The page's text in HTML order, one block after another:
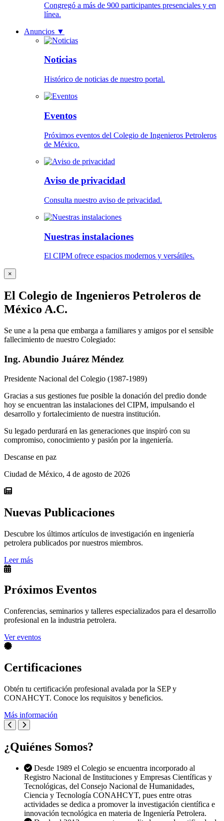
Congregó a más de 900 participantes presenciales y en
línea.
Anuncios ▼
Noticias
Histórico de noticias de nuestro portal.
Eventos
Próximos eventos del Colegio de Ingenieros Petroleros
de México.
Aviso de privacidad
Consulta nuestro aviso de privacidad.
Nuestras instalaciones
El CIPM ofrece espacios modernos y versátiles.
×
El Colegio de Ingenieros Petroleros de
México A.C.
Se une a la pena que embarga a familiares y amigos por el sensible
fallecimiento de nuestro Colegiado:
Ing. Abundio Juárez Méndez
Presidente Nacional del Colegio (1987-1989)
Gracias a sus gestiones fue posible la donación del predio donde
hoy se encuentran las instalaciones del CIPM, impulsando el
desarrollo y fortalecimiento de nuestra institución.
Su legado perdurará en las generaciones que inspiró con su
compromiso, conocimiento y pasión por la ingeniería.
Descanse en paz
Ciudad de México, 4 de agosto de 2026
Nuevas Publicaciones
Descubre los últimos artículos de investigación en ingeniería
petrolera publicados por nuestros miembros.
Leer más
Próximos Eventos
Conferencias, seminarios y talleres especializados para el desarrollo
profesional en la industria petrolera.
Ver eventos
Certificaciones
Obtén tu certificación profesional avalada por la SEP y
CONAHCYT. Conoce los requisitos y beneficios.
Más información
¿Quiénes Somos?
Desde 1989 el Colegio se encuentra incorporado al
Registro Nacional de Instituciones y Empresas Científicas y
Tecnológicas, del Consejo Nacional de Humanidades,
Ciencia y Tecnología CONAHCYT, pues entre otras
actividades se dedica a promover la investigación científica e
innovación tecnológica en materia de Ingeniería Petrolera.